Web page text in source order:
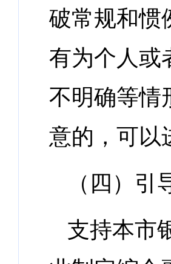
破常规和惯
有为个人或
不明确等情
意的，可以
（四）
支持本市